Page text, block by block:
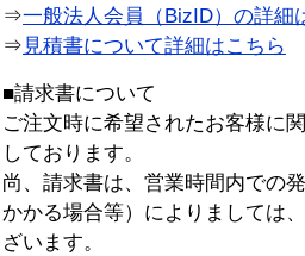
⇒一般法人会員（BizID）の詳細
⇒ 見積書について詳細はこちら
■請求書について
ご注文時に希望されたお客様に
しております。
尚、請求書は、営業時間内での
かかる場合等）によりましては
ざいます。